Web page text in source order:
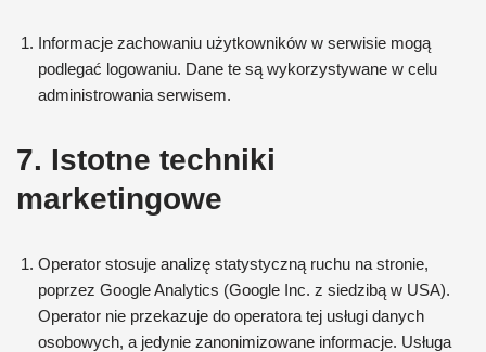
Informacje zachowaniu użytkowników w serwisie mogą
podlegać logowaniu. Dane te są wykorzystywane w celu
administrowania serwisem.
7. Istotne techniki
marketingowe
Operator stosuje analizę statystyczną ruchu na stronie,
poprzez Google Analytics (Google Inc. z siedzibą w USA).
Operator nie przekazuje do operatora tej usługi danych
osobowych, a jedynie zanonimizowane informacje. Usługa